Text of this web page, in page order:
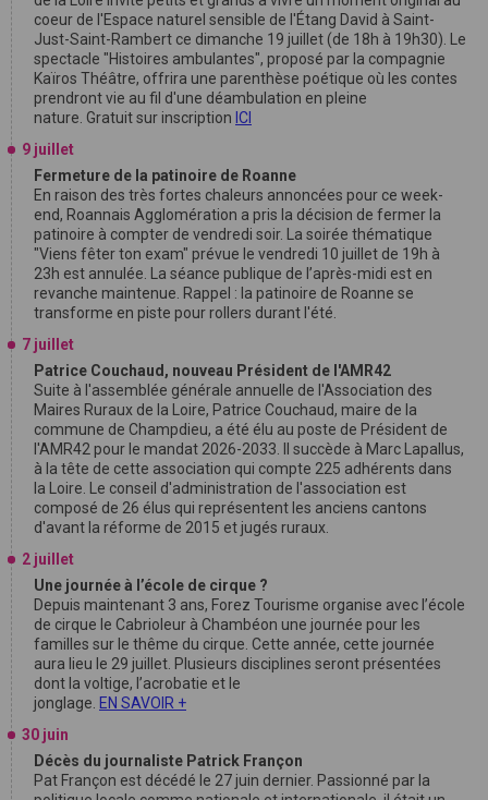
coeur de l'Espace naturel sensible de l'Étang David à Saint-
Just-Saint-Rambert ce dimanche 19 juillet (de 18h à 19h30). Le
spectacle "Histoires ambulantes", proposé par la compagnie
Kaïros Théâtre, offrira une parenthèse poétique où les contes
prendront vie au fil d'une déambulation en pleine
nature. Gratuit sur inscription ICI
9 juillet
Fermeture de la patinoire de Roanne
En raison des très fortes chaleurs annoncées pour ce week-
end, Roannais Agglomération a pris la décision de fermer la
patinoire à compter de vendredi soir. La soirée thématique
"Viens fêter ton exam" prévue le vendredi 10 juillet de 19h à
23h est annulée. La séance publique de l’après-midi est en
revanche maintenue. Rappel : la patinoire de Roanne se
transforme en piste pour rollers durant l'été.
7 juillet
Patrice Couchaud, nouveau Président de l'AMR42
Suite à l'assemblée générale annuelle de l'Association des
Maires Ruraux de la Loire, Patrice Couchaud, maire de la
commune de Champdieu, a été élu au poste de Président de
l'AMR42 pour le mandat 2026-2033. Il succède à Marc Lapallus,
à la tête de cette association qui compte 225 adhérents dans
la Loire. Le conseil d'administration de l'association est
composé de 26 élus qui représentent les anciens cantons
d'avant la réforme de 2015 et jugés ruraux.
2 juillet
Une journée à l’école de cirque ?
Depuis maintenant 3 ans, Forez Tourisme organise avec l’école
de cirque le Cabrioleur à Chambéon une journée pour les
familles sur le thême du cirque. Cette année, cette journée
aura lieu le 29 juillet. Plusieurs disciplines seront présentées
dont la voltige, l’acrobatie et le
jonglage. EN SAVOIR +
30 juin
Décès du journaliste Patrick Françon
Pat Françon est décédé le 27 juin dernier. Passionné par la